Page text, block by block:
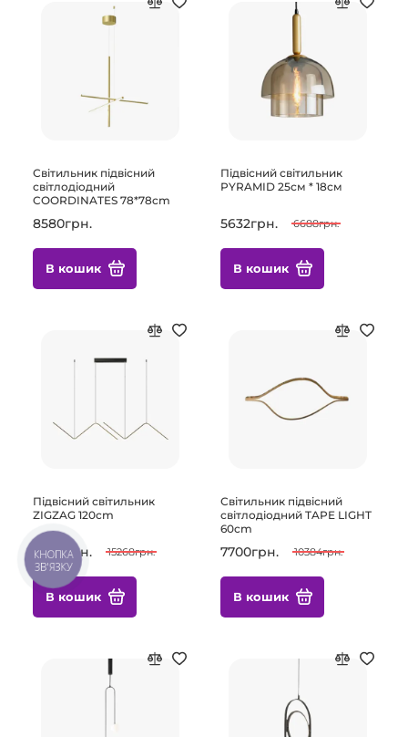
Світильник підвісний
світлодіодний
COORDINATES 78*78cm
8580грн.
В кошик
Підвісний світильник
PYRAMID 25см * 18см
5632грн. 6688грн.
В кошик
Підвісний світильник
ZIGZAG 120cm
9856грн. 15268грн.
В кошик
Світильник підвісний
світлодіодний TAPE LIGHT
60cm
7700грн. 10384грн.
В кошик
КНОПКА
ЗВ'ЯЗКУ